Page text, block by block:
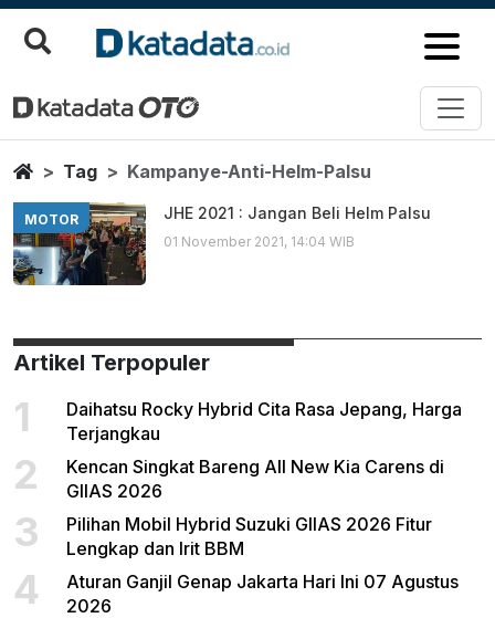
Kampanye Anti Helm Palsu
Berita Terbaru
HomeTag Kampanye-Anti-Helm-Palsu
MOTOR JHE 2021 : Jangan Beli Helm Palsu
01 November 2021, 14:04 WIB
Artikel Terpopuler
1
Daihatsu Rocky Hybrid Cita Rasa Jepang, Harga
Terjangkau
2
Kencan Singkat Bareng All New Kia Carens di
GIIAS 2026
3
Pilihan Mobil Hybrid Suzuki GIIAS 2026 Fitur
Lengkap dan Irit BBM
4
Aturan Ganjil Genap Jakarta Hari Ini 07 Agustus
2026